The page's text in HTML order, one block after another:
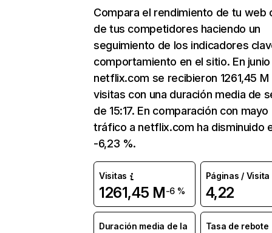
Compara el rendimiento de tu web
de tus competidores haciendo un
seguimiento de los indicadores
comportamiento en el sitio. En junio
netflix.com se recibieron 1261,45 M
visitas con una duración media de
de 15:17. En comparación con mayo
tráfico a netflix.com ha disminuido
-6,23 %.
Visitas
1261,45 M-6 %
Páginas / Visita
4,22
Duración media de la
Tasa de rebote